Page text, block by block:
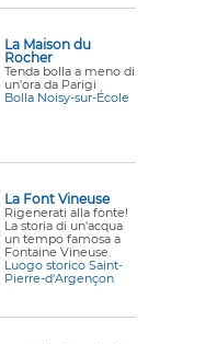
La Maison du
Rocher
Tenda bolla a meno di
un'ora da Parigi
Bolla Noisy-sur-École
La Font Vineuse
Rigenerati alla fonte!
La storia di un'acqua
un tempo famosa a
Fontaine Vineuse.
Luogo storico Saint-
Pierre-d'Argençon